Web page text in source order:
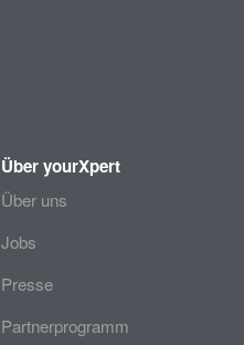
Über yourXpert
Über uns
Jobs
Presse
Partnerprogramm